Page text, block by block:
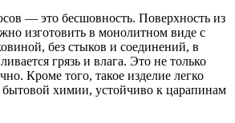
— это бесшовность. Поверхность из
изготовить в монолитном виде с
без стыков и соединений, в
грязь и влага. Это не только
Кроме того, такое изделие легко
бытовой химии, устойчиво к царапинам